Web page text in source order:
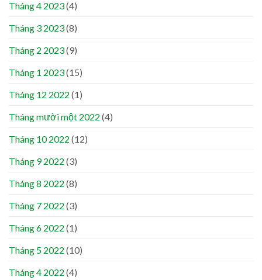
Tháng 4 2023(4)
Tháng 3 2023(8)
Tháng 2 2023(9)
Tháng 1 2023(15)
Tháng 12 2022 (1)
Tháng mười một 2022 (4)
Tháng 10 2022 (12)
Tháng 9 2022 (3)
Tháng 8 2022 (8)
Tháng 7 2022 (3)
Tháng 6 2022 (1)
Tháng 5 2022 (10)
Tháng 4 2022 (4)